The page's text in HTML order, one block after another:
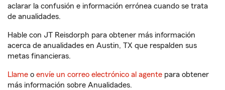
aclarar la confusión e información errónea cuando se trata
de anualidades.
Hable con JT Reisdorph para obtener más información
acerca de anualidades en Austin, TX que respalden sus
metas financieras.
Llame o envíe un correo electrónico al agente para obtener
más información sobre Anualidades.